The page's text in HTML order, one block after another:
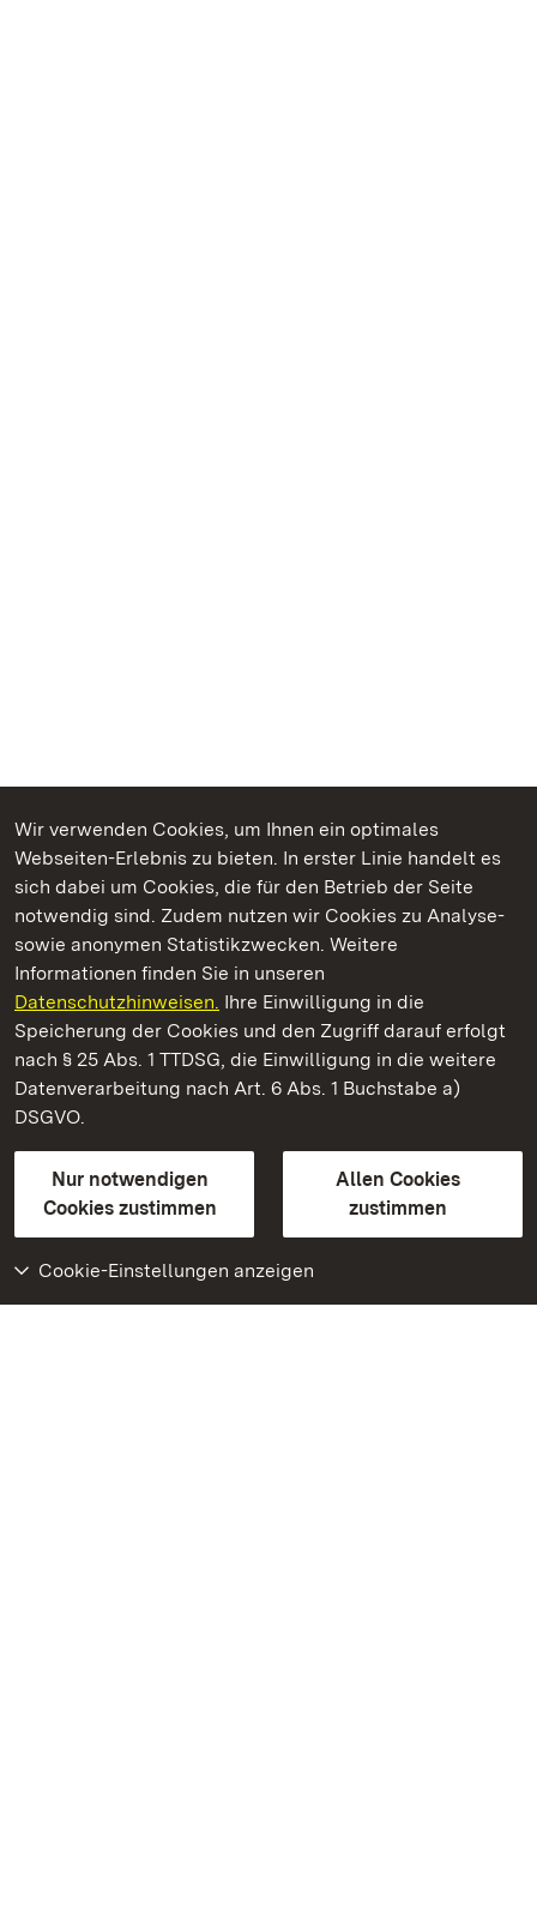
Wir verwenden Cookies, um Ihnen ein optimales
Webseiten-Erlebnis zu bieten. In erster Linie handelt es
sich dabei um Cookies, die für den Betrieb der Seite
notwendig sind. Zudem nutzen wir Cookies zu Analyse-
sowie anonymen Statistikzwecken. Weitere
Informationen finden Sie in unseren
Datenschutzhinweisen. Ihre Einwilligung in die
Speicherung der Cookies und den Zugriff darauf erfolgt
nach § 25 Abs. 1 TTDSG, die Einwilligung in die weitere
Datenverarbeitung nach Art. 6 Abs. 1 Buchstabe a)
DSGVO.
Nur notwendigen
Cookies zustimmen
Allen Cookies
zustimmen
Cookie-Einstellungen anzeigen
Kommen. Staunen. Genießen.
Staatliche Schlösser und Gärten Baden‑Württemberg
Staatliche Schlösser und Gärten Baden-Württemberg
Kontakt
GebärdenspracheLeichte Sprache
Erklärung zur Barrierefreiheit
BITV-konform (geprüfte Seiten)
Weiteres